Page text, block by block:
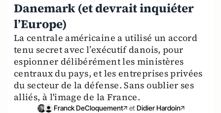
Danemark (et devrait inquiéter
l’Europe)
La centrale américaine a utilisé un accord
tenu secret avec l’exécutif danois, pour
espionner délibérément les ministères
centraux du pays, et les entreprises privées
du secteur de la défense. Sans oublier ses
alliés, à l'image de la France.
Franck DeCloquement et Didier Hardoin